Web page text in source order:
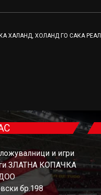
ХAЛАНД, ХОЛАНД ГО САКА РЕАЛ
и игри
ЗЛАТНА КОПАЧКА
бр.198